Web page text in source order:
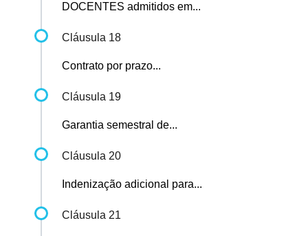
DOCENTES admitidos em...
Cláusula 18
Contrato por prazo...
Cláusula 19
Garantia semestral de...
Cláusula 20
Indenização adicional para...
Cláusula 21